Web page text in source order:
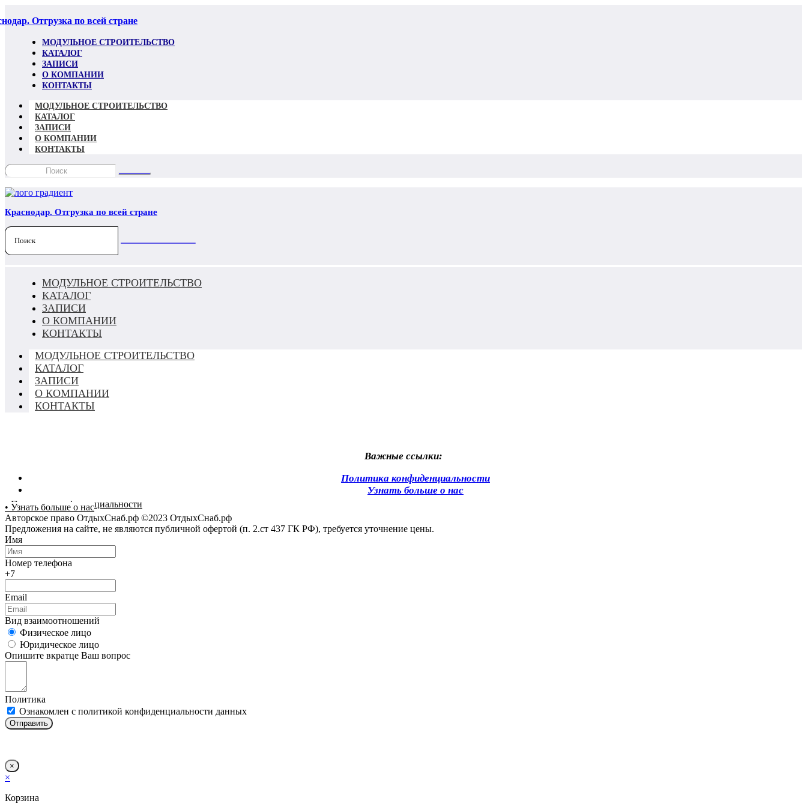
Отгрузка по всей стране
МОДУЛЬНОЕ СТРОИТЕЛЬСТВО
КАТАЛОГ
ЗАПИСИ
О КОМПАНИИ
КОНТАКТЫ
МОДУЛЬНОЕ СТРОИТЕЛЬСТВО
КАТАЛОГ
ЗАПИСИ
О КОМПАНИИ
КОНТАКТЫ
Краснодар. Отгрузка по всей стране
МОДУЛЬНОЕ СТРОИТЕЛЬСТВО
КАТАЛОГ
ЗАПИСИ
О КОМПАНИИ
КОНТАКТЫ
МОДУЛЬНОЕ СТРОИТЕЛЬСТВО
КАТАЛОГ
ЗАПИСИ
О КОМПАНИИ
КОНТАКТЫ
Важные ссылки:
Политика конфиденциальности
Узнать больше о нас
• Политика конфиденциальности
• Узнать больше о нас
Авторское право ОтдыхСнаб.рф ©2023 ОтдыхСнаб.рф
Предложения на сайте, не являются публичной офертой (п. 2.ст 437 ГК РФ), требуется уточнение цены.
Имя
Номер телефона
+7
Email
Вид взаимоотношений
Физическое лицо
Юридическое лицо
Опишите вкратце Ваш вопрос
Политика
Ознакомлен с политикой конфиденциальности данных
Отправить
×
×
Корзина